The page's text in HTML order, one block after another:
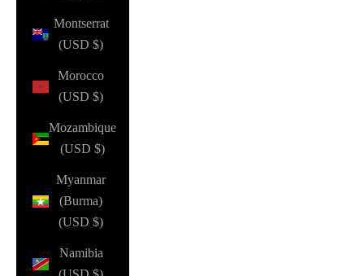
Montserrat
(USD $)
Morocco
(USD $)
Mozambique
(USD $)
Myanmar
(Burma)
(USD $)
Namibia